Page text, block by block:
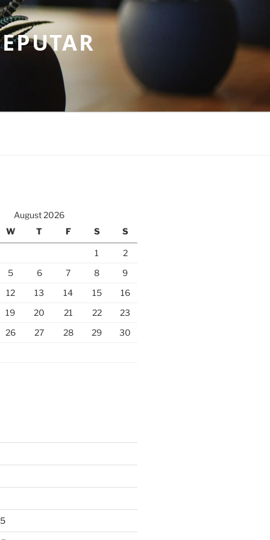
August 2026
W T F S S
1
2
5 6 7 8
9
12 13 14 15
16
19 20 21 22
23
26 27 28 29
30